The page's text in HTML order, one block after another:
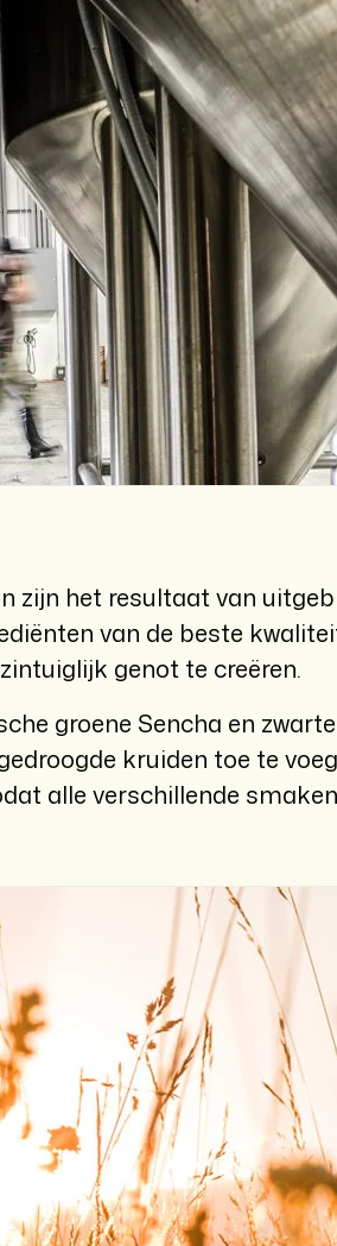
zijn het resultaat van
van de beste
genot te creëren.
groene Sencha en
kruiden toe te
alle verschillende